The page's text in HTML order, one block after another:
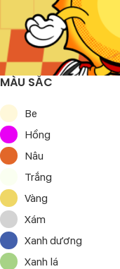
1.390.000 ₫—
MÀU SẮC
Be
Hồng
Nâu
Trắng
Vàng
Xám
Xanh dương
Xanh lá